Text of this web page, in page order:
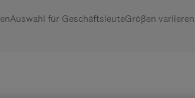
Auswahl für GeschäftsleuteGrößen